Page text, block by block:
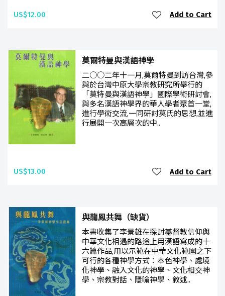
US$12.00 Add to Cart
莫爾特曼與漢語神學
二○○二年十一月,莫爾特曼到訪台灣,參
與於台灣中原大學宗教研究所舉行的
「莫特曼與漢語神學」國際學術研討會,
與多名漢語神學界的華人學者聚首一堂,
進行學術交流,一同研討莫氏的思想,並進
行展開一次高層次的中..
US$13.00 Add to Cart
與龍鳳共舞（缺貨）
本書收集了李景雄在探討基督教信仰與
中華文化相遇的路途上用漢語寫成的十
六篇作品,用以示範在中華文化範圍之下
可行的各種神學方式：本色神學、處境
化神學、融入文化的神學、文化相交神
學、宗教對話、隱喻神學、敘述..